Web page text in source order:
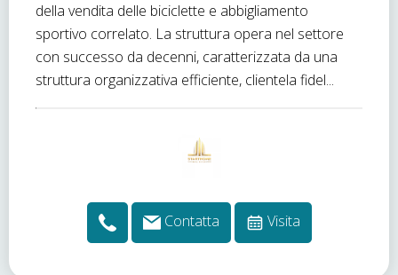
della vendita delle biciclette e abbigliamento
sportivo correlato. La struttura opera nel settore
con successo da decenni, caratterizzata da una
struttura organizzativa efficiente, clientela fidel...
Contatta Visita